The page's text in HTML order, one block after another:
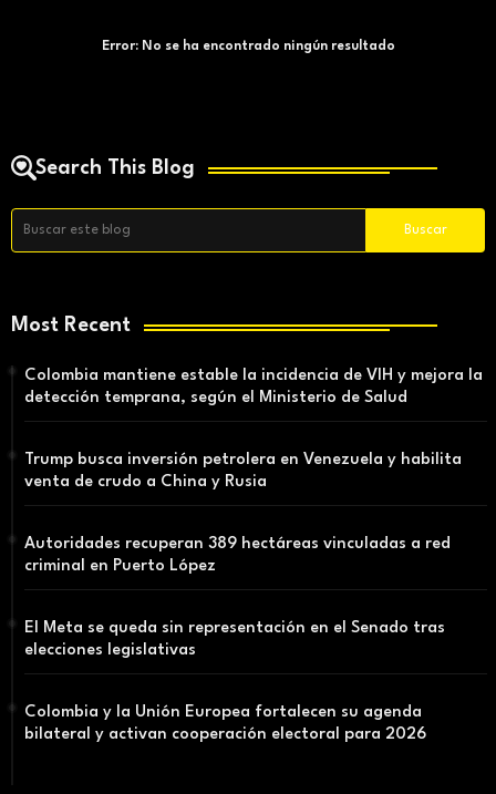
Error:No se ha encontrado ningún resultado
Search This Blog
Most Recent
Colombia mantiene estable la incidencia de VIH y mejora la
detección temprana, según el Ministerio de Salud
Trump busca inversión petrolera en Venezuela y habilita
venta de crudo a China y Rusia
Autoridades recuperan 389 hectáreas vinculadas a red
criminal en Puerto López
El Meta se queda sin representación en el Senado tras
elecciones legislativas
Colombia y la Unión Europea fortalecen su agenda
bilateral y activan cooperación electoral para 2026